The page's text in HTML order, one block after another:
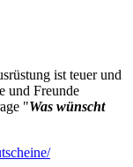
ist teuer und
und Freunde
"Was wünscht